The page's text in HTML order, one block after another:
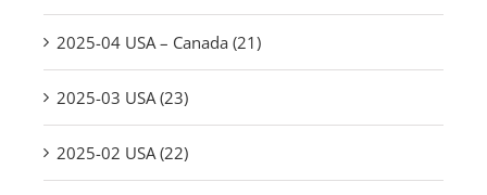
2025-04 USA – Canada (21)
2025-03 USA (23)
2025-02 USA (22)